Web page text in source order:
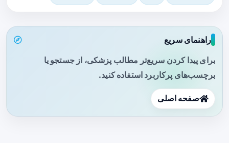
راهنمای سریع
برای پیدا کردن سریع‌تر مطالب پزشکی، از جستجو یا
برچسب‌های پرکاربرد استفاده کنید.
صفحه اصلی